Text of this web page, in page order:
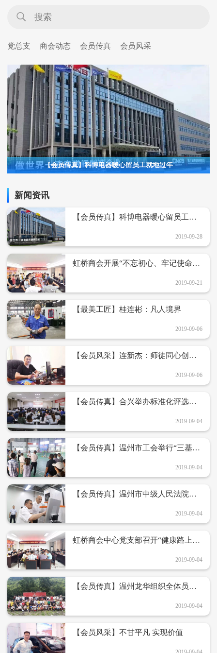
党总支 商会动态 会员传真 会员风采
【会员传真】科博电器暖心留员工就地过年
新闻资讯
【会员传真】科博电器暖心留员工就
2019-09-28
虹桥商会开展“不忘初心、牢记使命”
续写创新史·担使命再创新辉煌》党日
活动
2019-09-21
【最美工匠】桂连彬：凡人境界
2019-09-06
【会员风采】连新杰：师徒同心创佳
2019-09-06
【会员传真】合兴举办标准化评选活
2019-09-04
【会员传真】温州市工会举行“三基”
2019-09-04
【会员传真】温州市中级人民法院徐
2019-09-04
虹桥商会中心党支部召开“健康路上我
2019-09-04
【会员传真】温州龙华组织全体员工
2019-09-04
【会员风采】不甘平凡 实现价值